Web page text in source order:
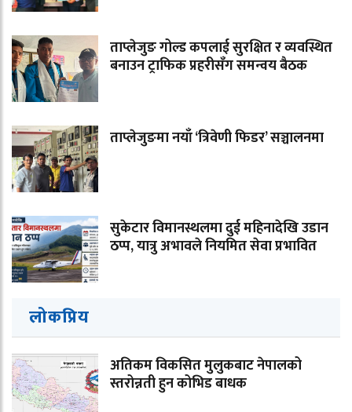
ताप्लेजुङ गोल्ड कपलाई सुरक्षित र व्यवस्थित
बनाउन ट्राफिक प्रहरीसँग समन्वय बैठक
ताप्लेजुङमा नयाँ ‘त्रिवेणी फिडर’ सञ्चालनमा
सुकेटार विमानस्थलमा दुई महिनादेखि उडान
ठप्प, यात्रु अभावले नियमित सेवा प्रभावित
लोकप्रिय
अतिकम विकसित मुलुकबाट नेपालको
स्तरोन्नती हुन कोभिड बाधक